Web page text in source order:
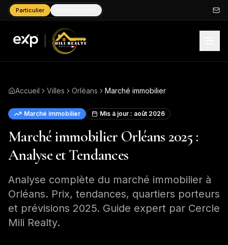
Particulier
Accueil Villes Orléans Marché immobilier
Marché immobilier Mis à jour : août 2026
Marché immobilier Orléans 2025 :
Analyse et Tendances
Analyse complète du marché immobilier à
Orléans. Prix, tendances, quartiers porteurs
et prévisions 2025. Guide expert par Cercle
Mili Realty.